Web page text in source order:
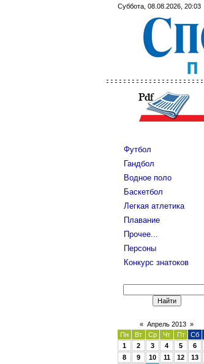
Суббота, 08.08.2026, 20:03
Футбол
Гандбол
Водное поло
Баскетбол
Легкая атлетика
Плавание
Прочее...
Персоны
Конкурс знатоков
« Апрель 2013 »
Пн
Вт Ср Чт Пт Сб
1
2 3 4 5 6
8
9 10 11 12 13